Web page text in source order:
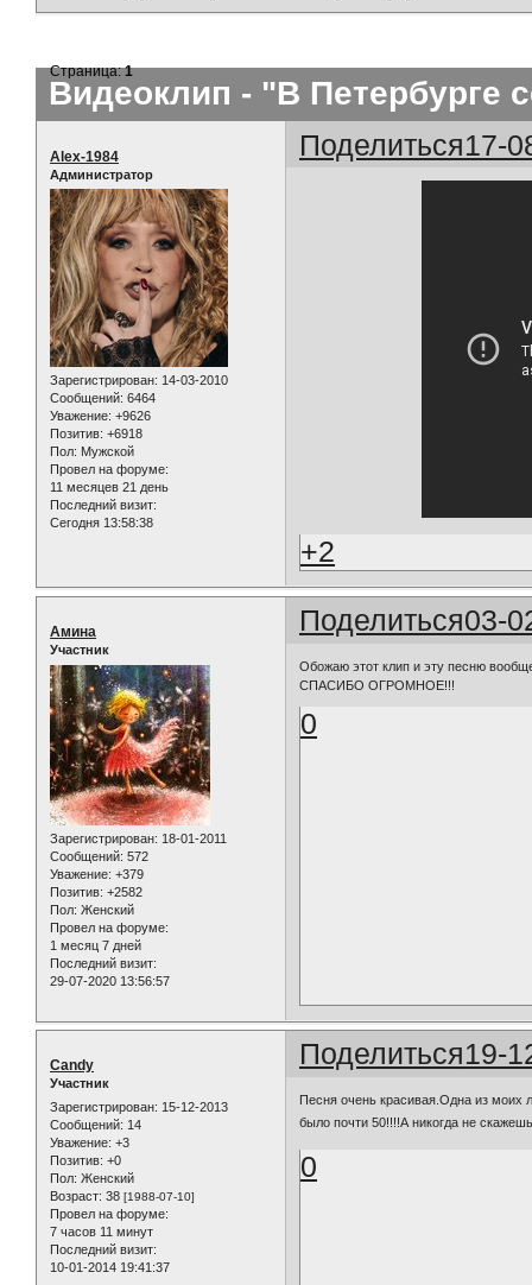
Видеоклип - "В Петербурге
Страница:1
Поделиться17-
Alex-1984
Администратор
Зарегистрирован: 14-03-2010
Сообщений: 6464
Уважение: +9626
Позитив: +6918
Пол: Мужской
Провел на форуме:
11 месяцев 21 день
Последний визит:
Сегодня 13:58:38
+2
Поделиться03-
Амина
Участник
Зарегистрирован: 18-01-2011
Сообщений: 572
Уважение: +379
Позитив: +2582
Пол: Женский
Провел на форуме:
1 месяц 7 дней
Последний визит:
29-07-2020 13:56:57
Обожаю этот клип и эту песню
СПАСИБО ОГРОМНОЕ!!!
0
Поделиться19-
Candy
Участник
Зарегистрирован: 15-12-2013
Сообщений: 14
Уважение: +3
Позитив: +0
Пол: Женский
Возраст: 38 [1988-07-10]
Провел на форуме:
7 часов 11 минут
Последний визит:
10-01-2014 19:41:37
Песня очень красивая.Одна из моих
было почти 50!!!!А никогда не
0